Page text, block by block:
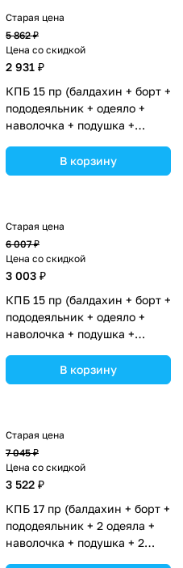
Старая цена
5 862 ₽
Цена со скидкой
2 931 ₽
КПБ 15 пр (балдахин + борт +
пододеяльник + одеяло +
наволочка + подушка +
1_07) цвета в ассортименте.
В корзину
Старая цена
6 007 ₽
Цена со скидкой
3 003 ₽
КПБ 15 пр (балдахин + борт +
пододеяльник + одеяло +
наволочка + подушка +
цвета в ассортименте.
В корзину
Старая цена
7 045 ₽
Цена со скидкой
3 522 ₽
КПБ 17 пр (балдахин + борт +
пододеяльник + 2 одеяла +
наволочка + подушка + 2